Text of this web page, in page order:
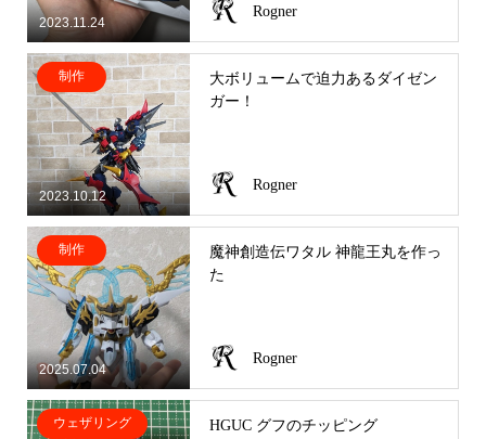
2023.11.24
Rogner
2023.10.12
制作
大ボリュームで迫力あるダイゼン
ガー！
Rogner
2025.07.04
制作
魔神創造伝ワタル 神龍王丸を作っ
た
Rogner
ウェザリング HGUC グフのチッピング